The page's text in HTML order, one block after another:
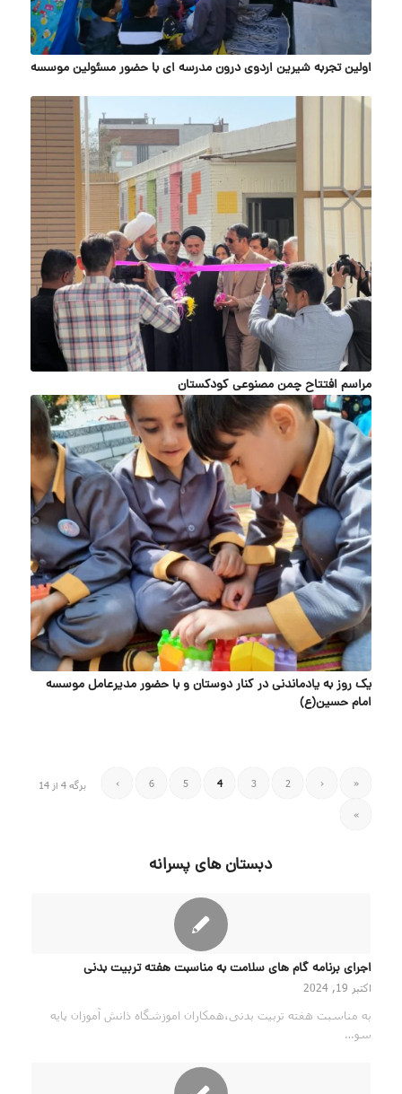
اولین تجربه شیرین اردوی درون مدرسه ای با حضور مسئولین موسسه
مراسم افتتاح چمن مصنوعی کودکستان
یک روز به یادماندنی در کنار دوستان و با حضور مدیرعامل موسسه
امام حسین(ع)
برگه 4 از 14 «
‹
2
3
4
5
6
›
»
دبستان های پسرانه
اجرای برنامه گام های سلامت به مناسبت هفته تربیت بدنی
اکتبر 19, 2024
به مناسبت هفته تربیت بدنی،همکاران اموزشگاه ذانش آموزان پایه
سو…